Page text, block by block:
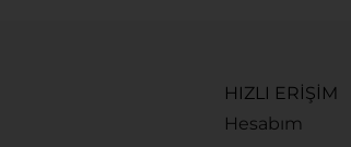
HIZLI ERİŞİM
Hesabım